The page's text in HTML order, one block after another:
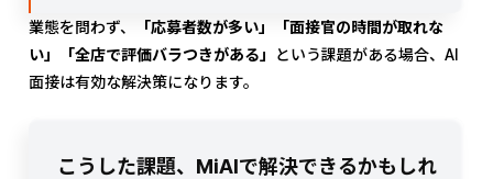
業態を問わず、
「応募者数が多い」「面接官の時間が取れな
い」「全店で評価バラつきがある」
という課題がある場合、AI
面接は有効な解決策になります。
こうした課題、MiAIで解決できるかもしれ